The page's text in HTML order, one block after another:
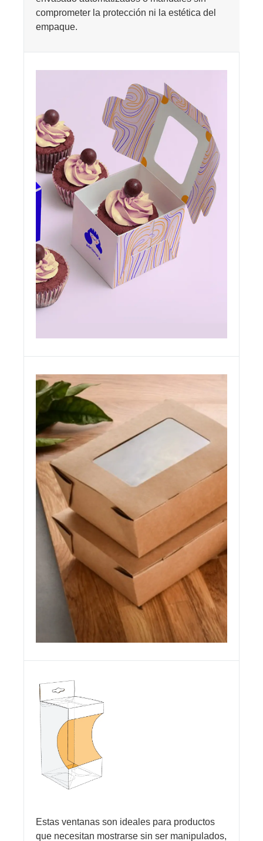
comprometer la protección ni la estética del
empaque.
Estas ventanas son ideales para productos
que necesitan mostrarse sin ser manipulados,